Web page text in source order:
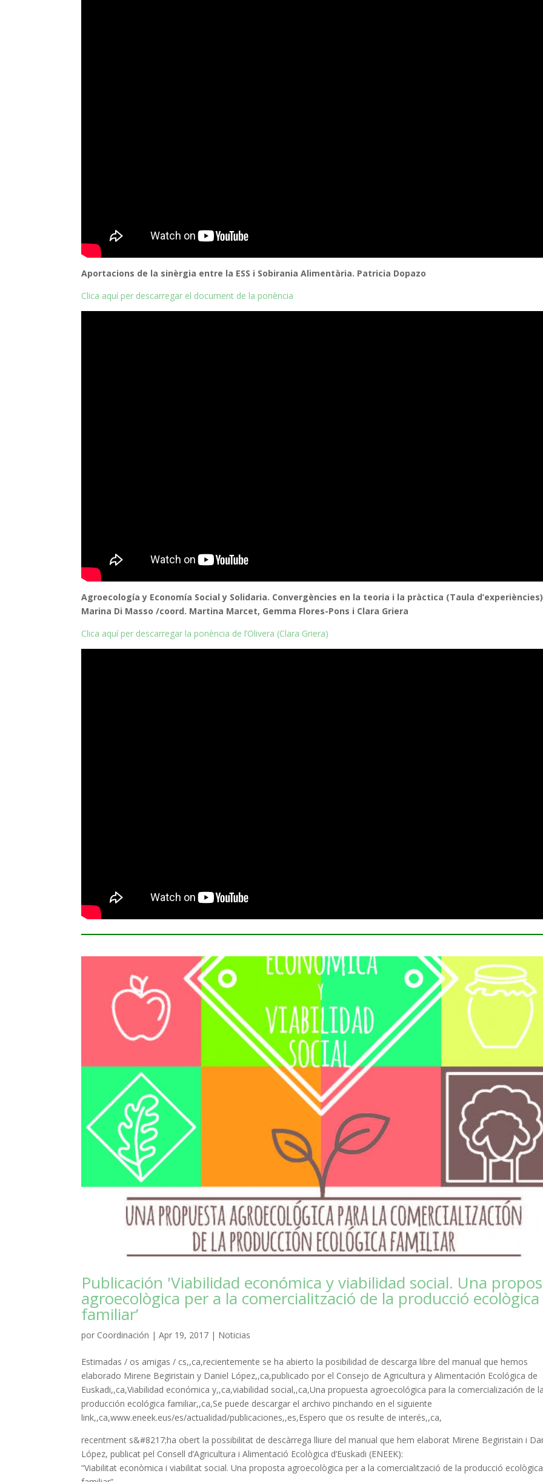
Aportacions de la sinèrgia entre la ESS i Sobirania Alimentària. Patricia Dopazo
Clica aquí per descarregar el document de la ponència
Agroecología y Economía Social y Solidaria. Convergències en la teoria i la pràctica (Taula
Marina Di Masso /coord. Martina Marcet, Gemma Flores-Pons i Clara Griera
Clica aquí per descarregar la ponència de l’Olivera (Clara Griera)
Publicación 'Viabilidad económica y viabilidad social. Una
agroecològica per a la comercialització de la producció ecològica
familiar’
por Coordinación |Apr 19, 2017 | Noticias
Estimadas / os amigas / cs,,ca,recientemente se ha abierto la posibilidad de descarga libre del manual que hemos
elaborado Mirene Begiristain y Daniel López,,ca,publicado por el Consejo de Agricultura y Alimentación Ecológica de
Euskadi,,ca,Viabilidad económica y,,ca,viabilidad social,,ca,Una propuesta agroecológica para la comercialización de
producción ecológica familiar,,ca,Se puede descargar el archivo pinchando en el siguiente
link,,ca,www.eneek.eus/es/actualidad/publicaciones,,es,Espero que os resulte de interés,,ca,
recentment s&#8217;ha obert la possibilitat de descàrrega lliure del manual que hem elaborat Mirene Begiristain i
López, publicat pel Consell d’Agricultura i Alimentació Ecològica d’Euskadi (ENEEK):
“Viabilitat econòmica iviabilitat social. Una proposta agroecològica per a la comercialització de la producció ecològica